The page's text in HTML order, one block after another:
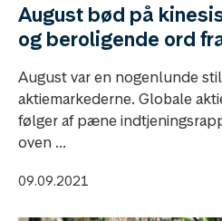
August bød på
og beroligende ord
August var en nogenlunde
aktiemarkederne. Globale
følger af pæne
oven ...
09.09.2021